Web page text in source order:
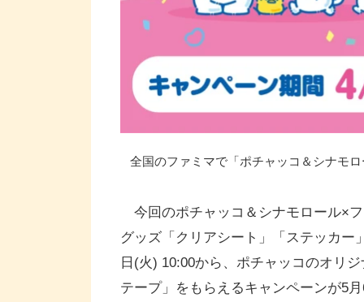
全国のファミマで「ポチャッコ＆シナモ
今回のポチャッコ＆シナモロール×
グッズ「クリアシート」「ステッカー
日(火) 10:00から、ポチャッコのオリ
テープ」をもらえるキャンペーンが5月